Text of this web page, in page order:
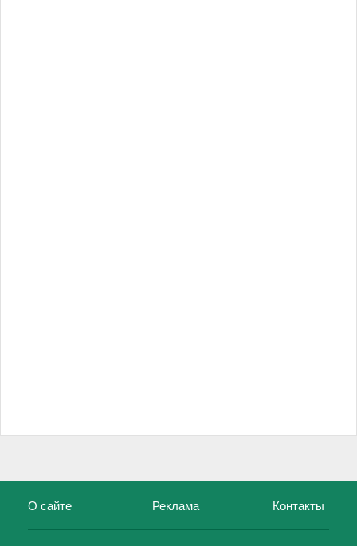
О сайте Реклама Контакты